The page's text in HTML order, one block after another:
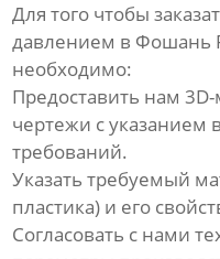
Для того чтобы
давлением в Фошань
необходимо:
Предоставить нам
чертежи с указанием
требований.
Указать требуемый
пластика) и его
Согласовать с нами